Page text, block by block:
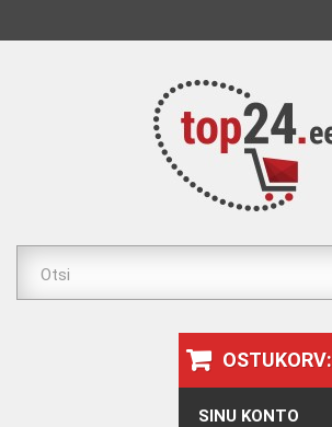
OSTUKORV:
SINU KONTO